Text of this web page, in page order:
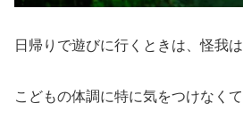
日帰りで遊びに行くときは、怪我
こどもの体調に特に気をつけなくて